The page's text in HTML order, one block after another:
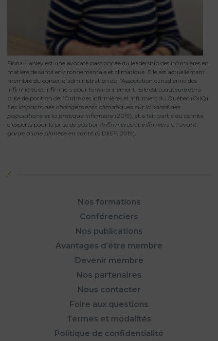
Fiona Hanley est une avocate passionnée du leadership des infirmières en
matière de santé environnementale et climatique. Elle est actuellement
membre du conseil d’administration de l’Association canadienne des
infirmières et infirmiers pour l’environnement. Elle est coauteure de la
prise de position de l’Ordre des infirmières et infirmiers du Québec (OIIQ)
Les impacts des changements climatiques sur la santé des
populations et la pratique infirmière (2019), et a fait partie du comité
d’experts pour la prise de position Infirmières et infirmiers à l’avant-
garde d’une planète en santé (SIDIIEF, 2019).
Nos formations
Conférenciers
Nos publications
Avantages d’être membre
Devenir membre
Nos partenaires
Nous contacter
Foire aux questions
Termes et modalités
Politique de confidentialité